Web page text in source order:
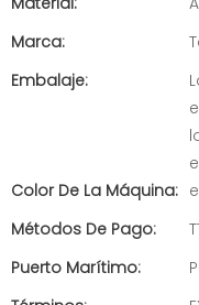
Marca:
Embalaje:
Color De La Máquina:
Métodos De Pago:
Puerto Marítimo: